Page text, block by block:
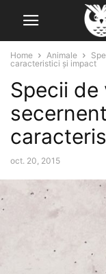
Home Animale
caracteristici și impact
Specii
oct. 20, 2015